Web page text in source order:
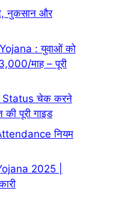
नुकसान और
: युवाओं को
माह – पूरी
Status चेक करने
पूरी गाइड
नियम
2025 |